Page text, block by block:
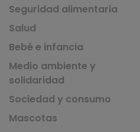
Seguridad alimentaria
Salud
Bebé e infancia
Medio ambiente y
solidaridad
Sociedad y consumo
Mascotas